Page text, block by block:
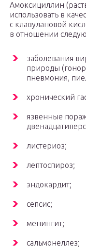
Амоксициллин
использовать в
с клавулановой
в отношении
заболевания
природы
пневмония,
хронический
язвенные
листериоз;
лептоспироз;
эндокардит;
сепсис;
менингит;
сальмонеллез;